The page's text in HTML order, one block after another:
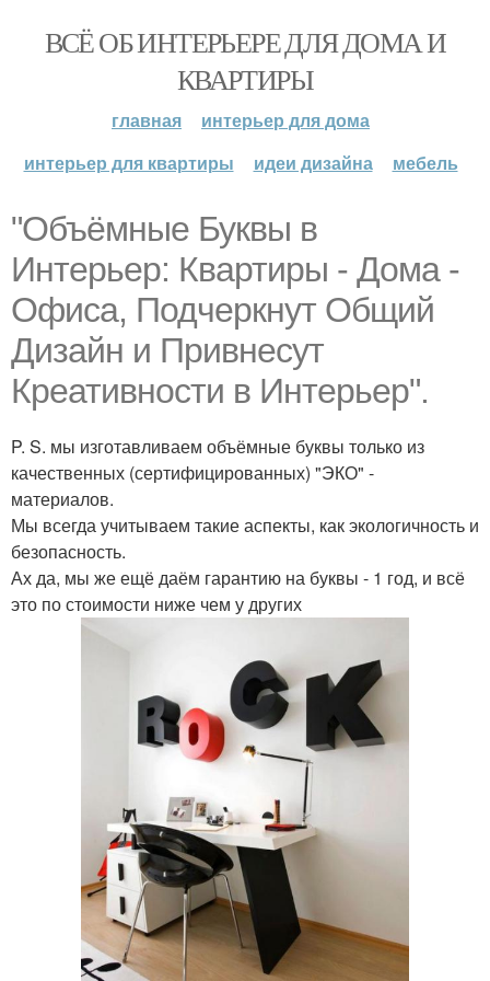
ВСЁ ОБ ИНТЕРЬЕРЕ ДЛЯ ДОМА И
КВАРТИРЫ
главная
интерьер для дома
интерьер для квартиры
идеи дизайна мебель
"Объёмные Буквы в
Интерьер: Квартиры - Дома -
Офиса, Подчеркнут Общий
Дизайн и Привнесут
Креативности в Интерьер".
P. S. мы изготавливаем объёмные буквы только из
качественных (сертифицированных) "ЭКО" -
материалов.
Мы всегда учитываем такие аспекты, как экологичность и
безопасность.
Ах да, мы же ещё даём гарантию на буквы - 1 год, и всё
это по стоимости ниже чем у других